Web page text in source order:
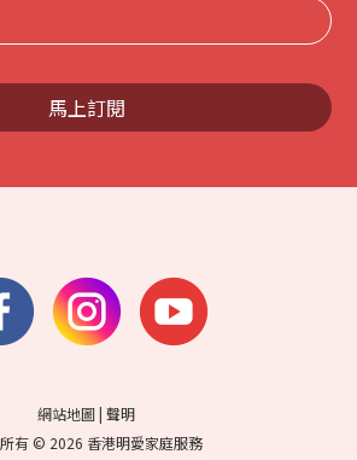
馬上訂閱
網站地圖|聲明
有 © 2026 香港明愛家庭服務